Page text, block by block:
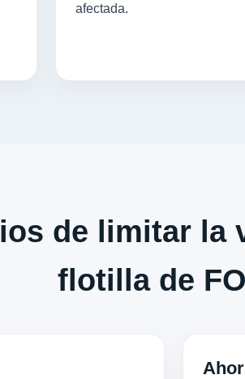
afectada.
de limitar la
flotilla de